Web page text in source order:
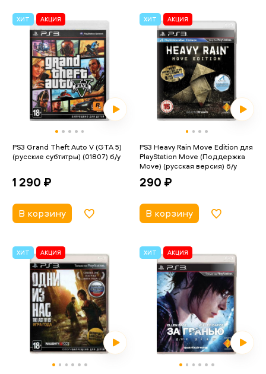
ХИТ АКЦИЯ
PS3 Grand Theft Auto V (GTA 5)
(русские субтитры) (01807) б/у
1 290 ₽
В корзину
ХИТ АКЦИЯ
PS3 Heavy Rain Move Edition для
PlayStation Move (Поддержка
Move) (русская версия) б/у
290 ₽
В корзину
ХИТ АКЦИЯ ХИТ АКЦИЯ